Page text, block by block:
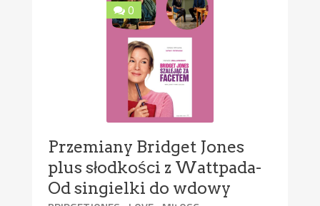
0
Przemiany Bridget Jones
plus słodkości z Wattpada-
Od singielki do wdowy